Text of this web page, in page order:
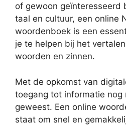
of gewoon geïnteresseerd
taal en cultuur, een online
woordenboek is een
je te helpen bij het
woorden en zinnen.
Met de opkomst van
toegang tot informatie nog
geweest. Een online
staat om snel en